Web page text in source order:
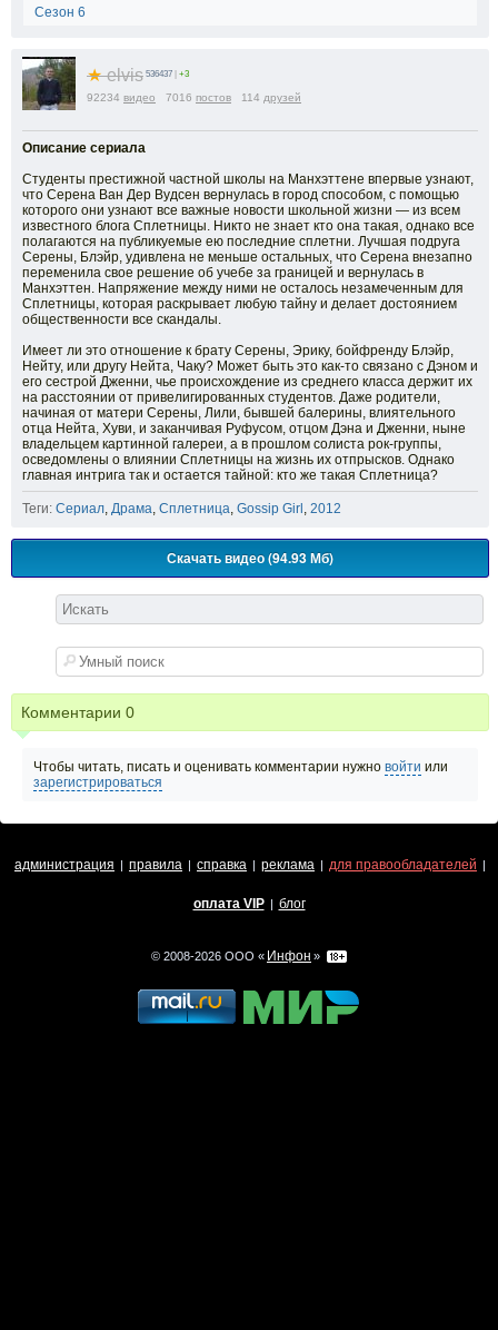
Сезон 6
★elvis 536437 +3
92234 видео 7016 постов 114 друзей
Описание сериала
Студенты престижной частной школы на Манхэттене впервые узнают,
что Серена Ван Дер Вудсен вернулась в город способом, с помощью
которого они узнают все важные новости школьной жизни — из всем
известного блога Сплетницы. Никто не знает кто она такая, однако все
полагаются на публикуемые ею последние сплетни. Лучшая подруга
Серены, Блэйр, удивлена не меньше остальных, что Серена внезапно
переменила свое решение об учебе за границей и вернулась в
Манхэттен. Напряжение между ними не осталось незамеченным для
Сплетницы, которая раскрывает любую тайну и делает достоянием
общественности все скандалы.
Имеет ли это отношение к брату Серены, Эрику, бойфренду Блэйр,
Нейту, или другу Нейта, Чаку? Может быть это как-то связано с Дэном и
его сестрой Дженни, чье происхождение из среднего класса держит их
на расстоянии от привелигированных студентов. Даже родители,
начиная от матери Серены, Лили, бывшей балерины, влиятельного
отца Нейта, Хуви, и заканчивая Руфусом, отцом Дэна и Дженни, ныне
владельцем картинной галереи, а в прошлом солиста рок-группы,
осведомлены о влиянии Сплетницы на жизнь их отпрысков. Однако
главная интрига так и остается тайной: кто же такая Сплетница?
Теги: Сериал, Драма, Сплетница, Gossip Girl , 2012
Скачать видео (94.93 Мб)
Комментарии 0
Чтобы читать, писать и оценивать комментарии нужно войти или
зарегистрироваться
администрация | правила | справка | реклама | для правообладателей |
оплата VIP | блог
© 2008-2026 ООО « Инфон »